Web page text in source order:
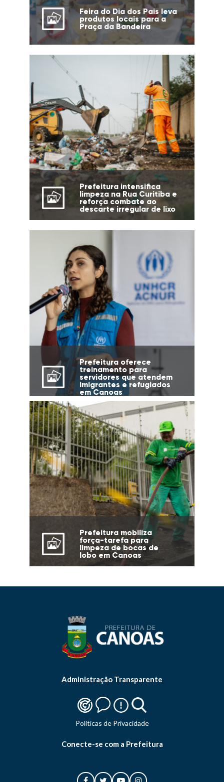
Feira do Dia dos Pais leva
produtos locais para a
Praça da Bandeira
Prefeitura intensifica
limpeza na Rua Curitiba e
reforça combate ao
descarte irregular de lixo
Prefeitura oferece
treinamento para
servidores que atendem
imigrantes e refugiados
em Canoas
Prefeitura mobiliza
força-tarefa para
limpeza de bocas de
lobo em Canoas
Administração Transparente
Politicas de Privacidade
Conecte-se com a Prefeitura